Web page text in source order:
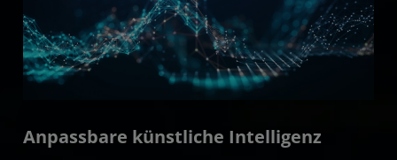
Anpassbare künstliche Intelligenz